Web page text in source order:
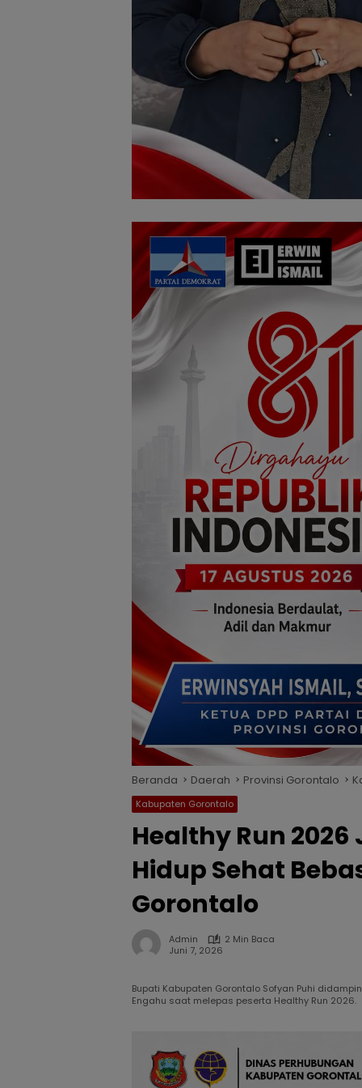
Beranda Daerah Provinsi Gorontalo
Kabupaten Gorontalo
Healthy Run
Hidup Sehat
Gorontalo
Admin
2 Min Baca
Juni 7, 2026
Bupati Kabupaten Gorontalo Sofyan Puhi
Engahu saat melepas peserta Healthy Run 2026.